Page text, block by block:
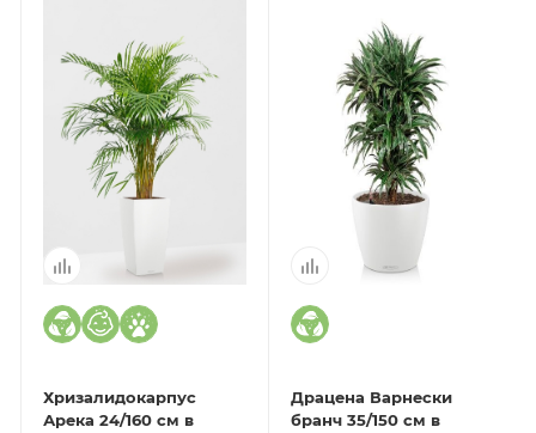
Хризалидокарпус
Арека 24/160 см в
Драцена Варнески
бранч 35/150 см в